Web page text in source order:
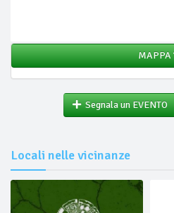
MAPPA
Segnala un EVENTO
Locali nelle vicinanze